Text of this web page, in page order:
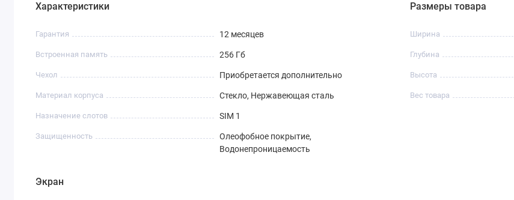
Характеристики
Гарантия 12 месяцев
Встроенная память 256 Гб
Чехол Приобретается дополнительно
Материал корпуса Стекло, Нержавеющая сталь
Назначение слотов SIM 1
Защищенность
Олеофобное покрытие,
Водонепроницаемость
Размеры товара
Ширина
Глубина
Высота
Вес товара
Экран